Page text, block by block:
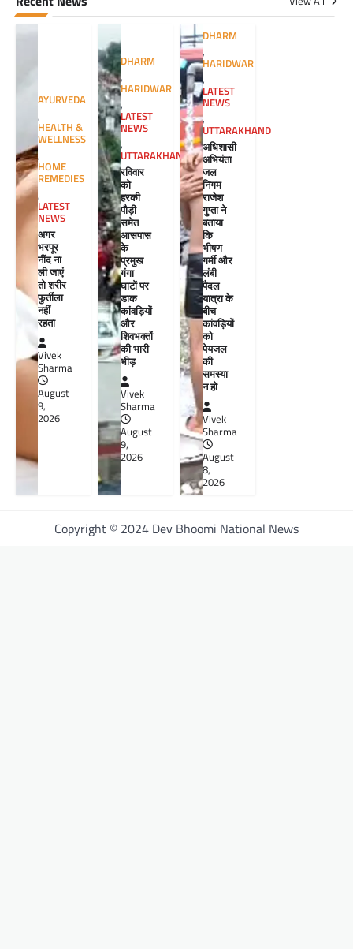
AYURVEDA
,
HEALTH &
WELLNESS
,
HOME
REMEDIES
,
LATEST
NEWS
अगर
भरपूर
नींद ना
ली जाएं
तो शरीर
फुर्तीला
नहीं
रहता
Vivek
Sharma
August
9,
2026
DHARM
,
HARIDWAR
,
LATEST
NEWS
,
UTTARAKHAND
रविवार
को
हरकी
पौड़ी
समेत
आसपास
के
प्रमुख
गंगा
घाटों पर
डाक
कांवड़ियों
और
शिवभक्तों
की भारी
भीड़
Vivek
Sharma
August
9,
2026
DHARM
,
HARIDWAR
,
LATEST
NEWS
,
UTTARAKHAND
अधिशासी
अभियंता
जल
निगम
राजेश
गुप्ता ने
बताया
कि
भीषण
गर्मी और
लंबी
पैदल
यात्रा के
बीच
कांवड़ियों
को
पेयजल
की
समस्या
न हो
Vivek
Sharma
August
8,
2026
Copyright © 2024 Dev Bhoomi National News